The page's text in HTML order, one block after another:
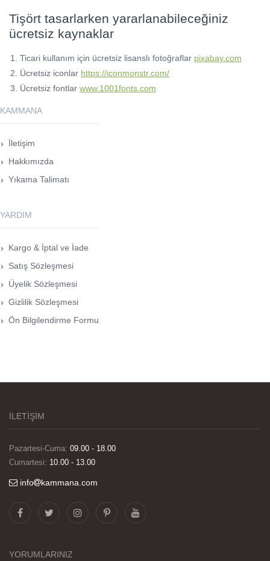
Tişört tasarlarken yararlanabileceğiniz
ücretsiz kaynaklar
Ticari kullanım için ücretsiz lisanslı fotoğraflar pixabay.com
Ücretsiz iconlar https://iconmonstr.com/
Ücretsiz fontlar www.1001fonts.com
KAMMANA
İletişim
Hakkımızda
Yıkama Talimatı
YARDIM
Kargo & İptal ve İade
Satış Sözleşmesi
Üyelik Sözleşmesi
Gizlilik Sözleşmesi
Ön Bilgilendirme Formu
İLETİŞİM
Pazartesi-Cuma: 09.00 - 18.00
Cumartesi: 10.00 - 13.00
info kammana.com
YORUMLARINIZ
tüm süreçteki desteği ile siparislerim kısa
zamanda elime ulaştı. Keyifli ve özel bir doğum